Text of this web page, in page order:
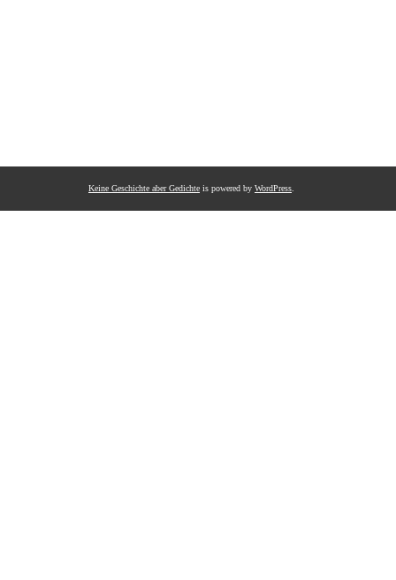
Keine Geschichte aber Gedichte is powered by WordPress